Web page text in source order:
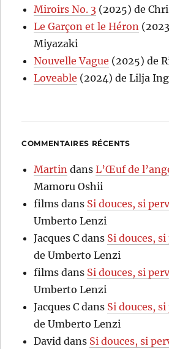
Miroirs No. 3 (2025) de
Le Garçon et le Héron
Miyazaki
Nouvelle Vague (2025) de
Loveable (2024) de Lilja
COMMENTAIRES RÉCENTS
Martin dansL’Œuf de
Mamoru Oshii
films dans Si douces, si
Umberto Lenzi
Jacques C dans Si douces,
de Umberto Lenzi
films dans Si douces, si
Umberto Lenzi
Jacques C dans Si douces,
de Umberto Lenzi
David dans Si douces, si